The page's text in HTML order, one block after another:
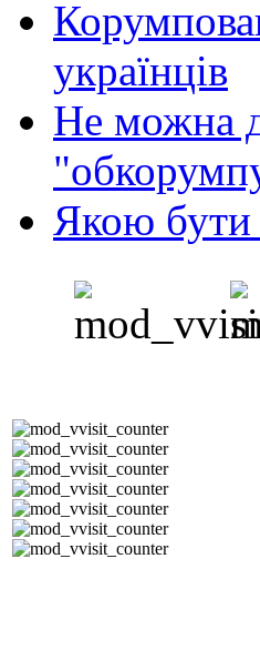
українців
Не можна
Якою бути